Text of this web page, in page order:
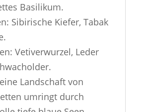
Basilikum.
Sibirische Kiefer, Tabak
Vetiverwurzel, Leder
Landschaft von
umringt durch